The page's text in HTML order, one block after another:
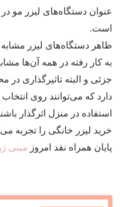
عنوان دستگاه‌های لیزر مو
است.
ظاهر دستگاه‌های لیزر
به کار رفته در همه آن‌ها
جزئی و البته تاثیرگذاری
دارد که می‌توانند روی
استفاده در منزل اثرگذار
خرید لیزر خانگی را تجربه
پایان همراه نقد امروز مینی